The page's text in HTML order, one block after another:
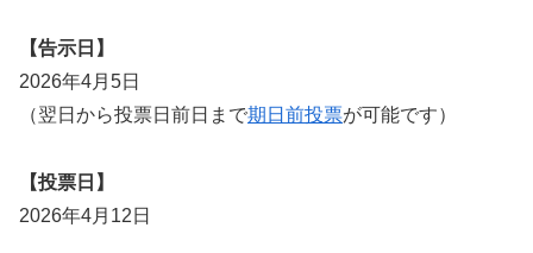
【告示日】
2026年4月5日
（翌日から投票日前日まで期日前投票が可能です）
【投票日】
2026年4月12日